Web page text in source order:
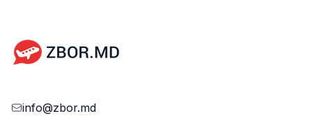
info@zbor.md